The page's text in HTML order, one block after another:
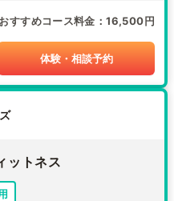
おすすめコース料金 16,500円
体験・相談予約
ットネス